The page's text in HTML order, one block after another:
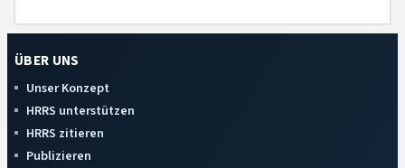
ÜBER UNS
Unser Konzept
HRRS unterstützen
HRRS zitieren
Publizieren